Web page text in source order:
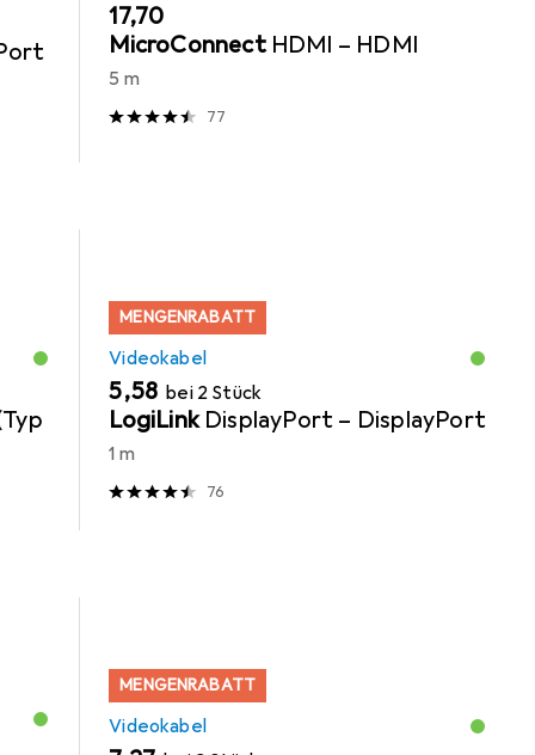
EUR
17,70
MicroConnect HDMI – HDMI
5 m
77
MENGENRABATT
Videokabel
EUR
5,58 bei 2 Stück
LogiLink DisplayPort – DisplayPort
1 m
76
MENGENRABATT
Videokabel